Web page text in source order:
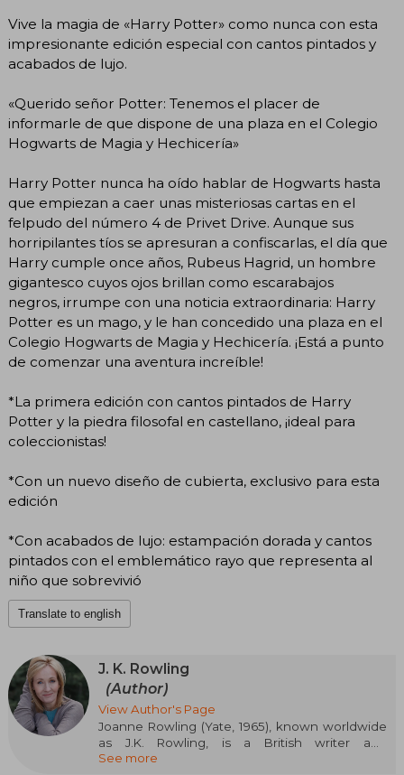
Vive la magia de «Harry Potter» como nunca con esta
impresionante edición especial con cantos pintados y
acabados de lujo.
«Querido señor Potter: Tenemos el placer de
informarle de que dispone de una plaza en el Colegio
Hogwarts de Magia y Hechicería»
Harry Potter nunca ha oído hablar de Hogwarts hasta
que empiezan a caer unas misteriosas cartas en el
felpudo del número 4 de Privet Drive. Aunque sus
horripilantes tíos se apresuran a confiscarlas, el día que
Harry cumple once años, Rubeus Hagrid, un hombre
gigantesco cuyos ojos brillan como escarabajos
negros, irrumpe con una noticia extraordinaria: Harry
Potter es un mago, y le han concedido una plaza en el
Colegio Hogwarts de Magia y Hechicería. ¡Está a punto
de comenzar una aventura increíble!
*La primera edición con cantos pintados de Harry
Potter y la piedra filosofal en castellano, ¡ideal para
coleccionistas!
*Con un nuevo diseño de cubierta, exclusivo para esta
edición
*Con acabados de lujo: estampación dorada y cantos
pintados con el emblemático rayo que representa al
niño que sobrevivió
Translate to english
J. K. Rowling
(Author)
View Author's Page
Joanne Rowling (Yate, 1965), known worldwide
as J.K. Rowling, is a British writer and
screenwriter who has left a deep mark on
See more